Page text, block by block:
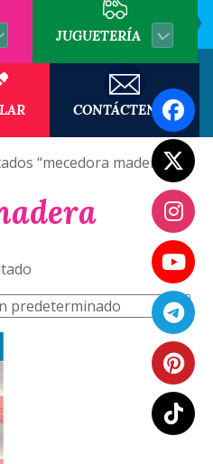
JUGUETERÍA
CONTÁCTENOS
“mecedora madera”